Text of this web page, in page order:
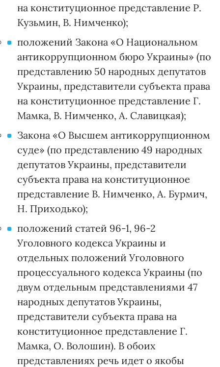
на конституционное представление Р.
Кузьмин, В. Нимченко);
положений Закона «О Национальном
антикоррупционном бюро Украины» (по
представлению 50 народных депутатов
Украины, представители субъекта права
на конституционное представление Г.
Мамка, В. Нимченко, А. Славицкая);
Закона «О Высшем антикоррупционном
суде» (по представлению 49 народных
депутатов Украины, представители
субъекта права на конституционное
представление В. Нимченко, А. Бурмич,
Н. Приходько);
положений статей 96-1, 96-2
Уголовного кодекса Украины и
отдельных положений Уголовного
процессуального кодекса Украины (по
двум отдельным представлениями 47
народных депутатов Украины,
представители субъекта права на
конституционное представление Г.
Мамка, О. Волошин). В обоих
представлениях речь идет о якобы